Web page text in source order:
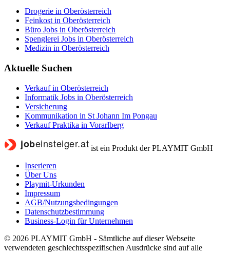
Drogerie in Oberösterreich
Feinkost in Oberösterreich
Büro Jobs in Oberösterreich
Spenglerei Jobs in Oberösterreich
Medizin in Oberösterreich
Aktuelle Suchen
Verkauf in Oberösterreich
Informatik Jobs in Oberösterreich
Versicherung
Kommunikation in St Johann Im Pongau
Verkauf Praktika in Vorarlberg
ist ein Produkt der PLAYMIT GmbH
Inserieren
Über Uns
Playmit-Urkunden
Impressum
AGB/Nutzungsbedingungen
Datenschutzbestimmung
Business-Login für Unternehmen
© 2026 PLAYMIT GmbH - Sämtliche auf dieser Webseite
verwendeten geschlechtsspezifischen Ausdrücke sind auf alle